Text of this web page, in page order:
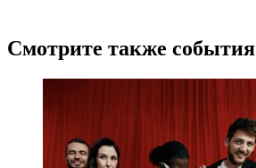
Смотрите также события